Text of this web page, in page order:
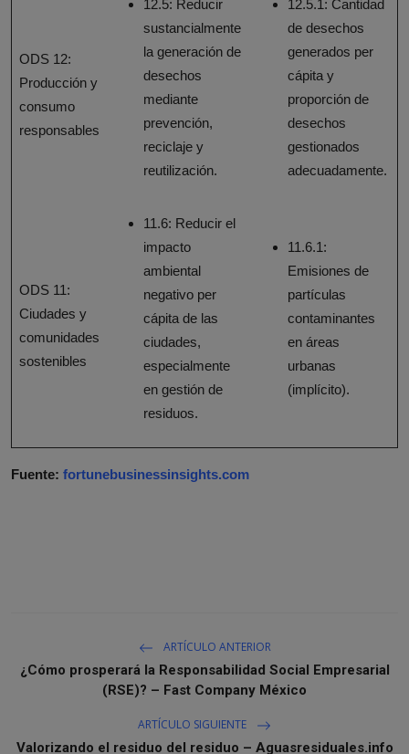
ODS 12:
Producción y
consumo
responsables
12.5: Reducir
sustancialmente
la generación de
desechos
mediante
prevención,
reciclaje y
reutilización.
12.5.1: Cantidad
de desechos
generados per
cápita y
proporción de
desechos
gestionados
adecuadamente.
ODS 11:
Ciudades y
comunidades
sostenibles
11.6: Reducir el
impacto
ambiental
negativo per
cápita de las
ciudades,
especialmente
en gestión de
residuos.
11.6.1:
Emisiones de
partículas
contaminantes
en áreas
urbanas
(implícito).
Fuente: fortunebusinessinsights.com
ARTÍCULO ANTERIOR
¿Cómo prosperará la Responsabilidad Social Empresarial
(RSE)? – Fast Company México
ARTÍCULO SIGUIENTE
Valorizando el residuo del residuo – Aguasresiduales.info